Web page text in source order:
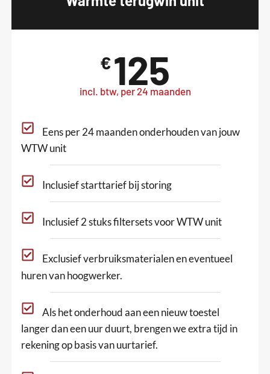
€125
incl. btw, per 24 maanden
Eens per 24 maanden onderhouden van jouw
WTW unit
Inclusief starttarief bij storing
Inclusief 2 stuks filtersets voor WTW unit
Exclusief verbruiksmaterialen en eventueel
huren van hoogwerker.
Als het onderhoud aan een nieuw toestel
langer dan een uur duurt, brengen we extra tijd in
rekening op basis van uurtarief.